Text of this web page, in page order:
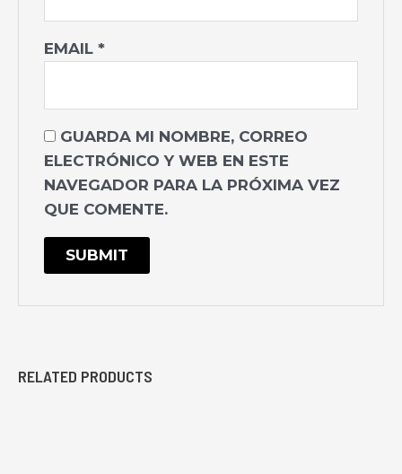
EMAIL*
GUARDA MI NOMBRE, CORREO
ELECTRÓNICO Y WEB EN ESTE
NAVEGADOR PARA LA PRÓXIMA VEZ
QUE COMENTE.
RELATED PRODUCTS